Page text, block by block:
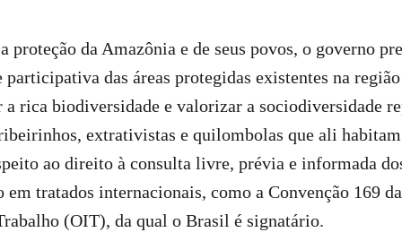
proteção da Amazônia e de seus povos, o governo
participativa das áreas protegidas existentes na
a rica biodiversidade e valorizar a sociodiversidade
extrativistas e quilombolas que ali
ao direito à consulta livre, prévia e informada
tratados internacionais, como a Convenção 169
(OIT), da qual o Brasil é signatário.